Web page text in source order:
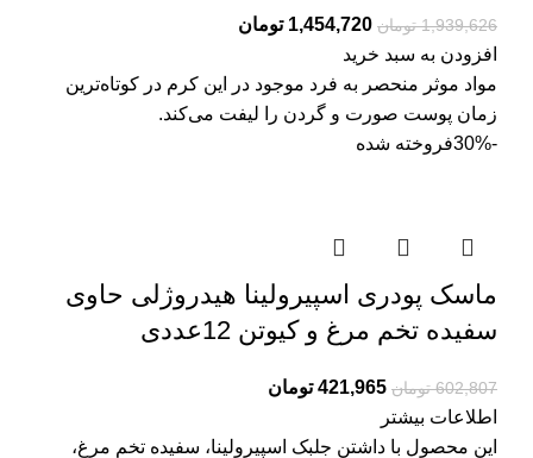
1,939,626 تومان 1,454,720 تومان
افزودن به سبد خرید
مواد موثر منحصر به­‌ فرد موجود در این کرم در کوتاه‌ترین
زمان پوست صورت و گردن را لیفت می‌کند.
-30%
فروخته شده
ماسک پودری اسپیرولینا هیدروژلی حاوی
سفیده تخم مرغ و کیوتن 12عددی
602,807 تومان 421,965 تومان
اطلاعات بیشتر
این محصول با داشتن جلبک اسپیرولینا، سفیده تخم مرغ،